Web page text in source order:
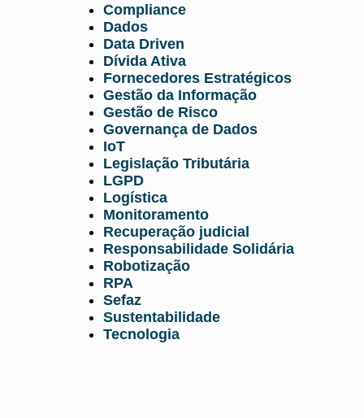
Compliance
Dados
Data Driven
Dívida Ativa
Fornecedores Estratégicos
Gestão da Informação
Gestão de Risco
Governança de Dados
IoT
Legislação Tributária
LGPD
Logística
Monitoramento
Recuperação judicial
Responsabilidade Solidária
Robotização
RPA
Sefaz
Sustentabilidade
Tecnologia